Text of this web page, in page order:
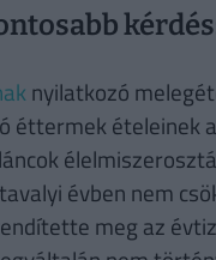
nyilatkozó
éttermek ételeinek
évben nem
meg az